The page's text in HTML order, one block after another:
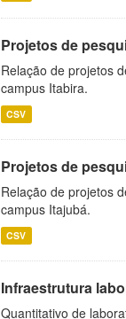
Projetos de
Relação de projetos
campus Itabira.
CSV
Projetos de
Relação de projetos
campus Itajubá.
CSV
Infraestrutura
Quantitativo de